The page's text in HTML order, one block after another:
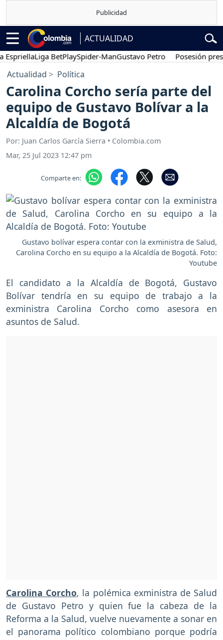
ACTUALIDAD
Liga BetPlaySpider-ManGustavo Petro Posesión
Actualidad Política
Carolina Corcho sería parte del
equipo de Gustavo Bolívar a la
Alcaldía de Bogotá
Por: Juan Carlos García Sierra • Colombia.com
Mar, 25 Jul 2023 12:47 pm
Comparte en:
Gustavo bolívar espera contar con la exministra de Salud,
Carolina Corcho en su equipo a la Alcaldía de Bogotá. Foto:
Youtube
El candidato a la Alcaldía de Bogotá, Gustavo
Bolívar tendría en su equipo de trabajo a la
exministra Carolina Corcho como asesora en
asuntos de Salud.
Carolina Corcho, la polémica exministra de Salud
de Gustavo Petro y quien fue la cabeza de la
Reforma a la Salud, vuelve nuevamente a sonar en
el panorama político colombiano porque podría